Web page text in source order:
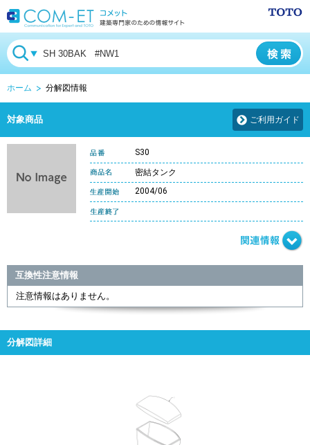
ホーム 分解図情報
対象商品 ご利用ガイド
S30
密結タンク
2004/06
互換性注意情報
注意情報はありません。
分解図詳細